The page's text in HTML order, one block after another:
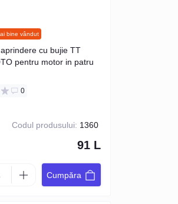
bine vândut
cu bujie TT
pentru motor in patru
0
Codul produsului: 1360
91 L
Cumpăra